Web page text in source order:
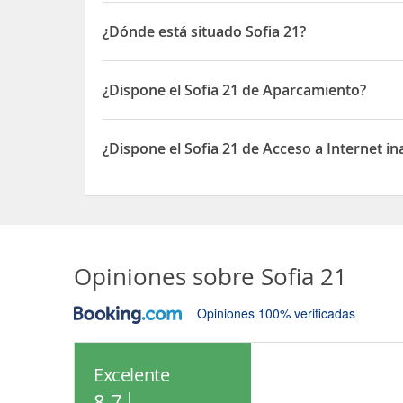
¿Dónde está situado Sofia 21?
El Sofia 21 está situado en URBANIZACION
¿Dispone el Sofia 21 de Aparcamiento?
Sí, el Sofia 21 dispone de Aparcamiento
¿Dispone el Sofia 21 de Acceso a Internet
Opiniones sobre Sofia 21
Opiniones 100% verificadas
Excelente